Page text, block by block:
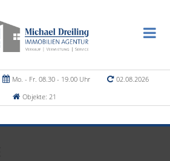
Mo. - Fr. 08.30 - 19.00 Uhr
02.08.2026
Objekte: 21